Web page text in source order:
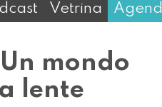
Vetrina
mondo
lente